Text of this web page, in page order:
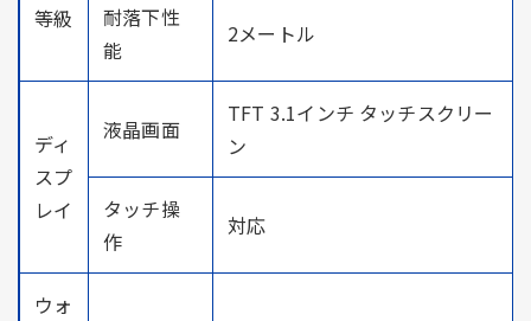
等級
耐落下性
能
2メートル
ディ
スプ
レイ
液晶画面
TFT 3.1インチ タッチスクリー
ン
タッチ操
作
対応
ウォ